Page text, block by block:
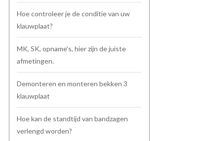
Hoe controleer je de conditie van uw
klauwplaat?
MK, SK, opname's, hier zijn de juiste
afmetingen.
Demonteren en monteren bekken 3
klauwplaat
Hoe kan de standtijd van bandzagen
verlengd worden?